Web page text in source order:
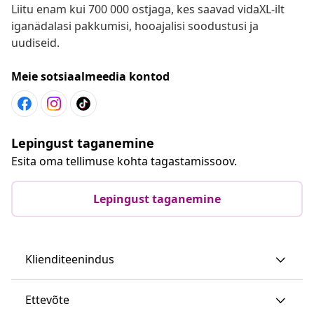
Liitu enam kui 700 000 ostjaga, kes saavad vidaXL-ilt
iganädalasi pakkumisi, hooajalisi soodustusi ja
uudiseid.
Meie sotsiaalmeedia kontod
Lepingust taganemine
Esita oma tellimuse kohta tagastamissoov.
Lepingust taganemine
Klienditeenindus
Ettevõte